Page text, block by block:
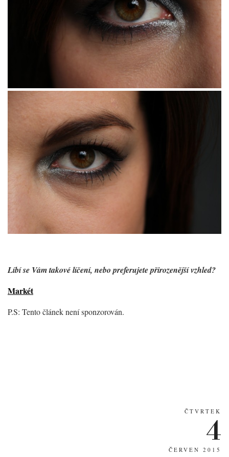
Líbí se Vám takové líčení, nebo preferujete přirozenější vzhled?
Markét
P.S: Tento článek není sponzorován.
ČTVRTEK
4
ČERVEN 2015